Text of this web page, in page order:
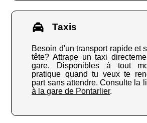
Taxis
Besoin d'un transport rapide et
tête? Attrape un taxi
gare. Disponibles à tout
pratique quand tu veux te
part sans attendre. Consulte la
à la gare de Pontarlier.